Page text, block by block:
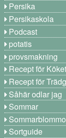
Persika
Persikaskola
Podcast
potatis
provsmakning
Recept för Köket
Recept för
Såhär odlar jag
Sommar
Sortguide